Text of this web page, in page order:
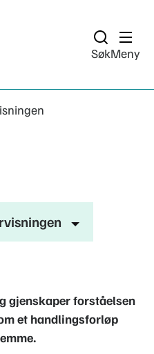
SøkMeny
gjenskaper forståelsen
et handlingsforløp